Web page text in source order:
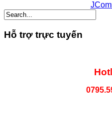
Hỗ trợ trực tuyến